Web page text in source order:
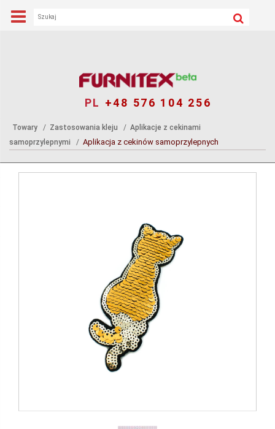
PL +48 576 104 256
Towary Zastosowania kleju
Aplikacje z cekinami
samoprzylepnymi
Aplikacja z cekinów samoprzylepnych